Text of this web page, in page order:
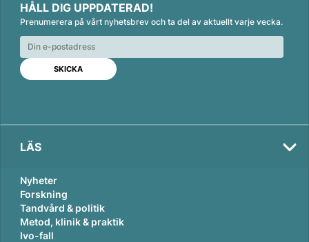
n
k
e
d
n
c
e
b
o
o
k
a
i
l
HÅLL DIG UPPDATERAD!
Prenumerera på vårt nyhetsbrev och ta del av aktuellt varje vecka.
LÄS
Nyheter
Forskning
Tandvård & politik
Metod, klinik & praktik
Ivo-fall